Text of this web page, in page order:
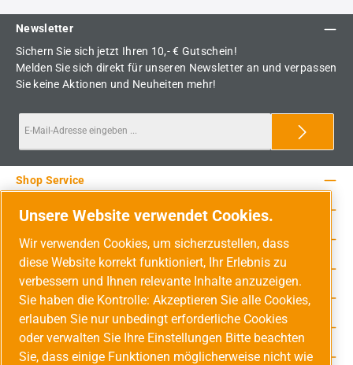
Newsletter
Sichern Sie sich jetzt Ihren 10,- € Gutschein!
Melden Sie sich direkt für unseren Newsletter an und verpassen
Sie keine Aktionen und Neuheiten mehr!
Service-Hotline
Shop Service
Rechtliche Hinweise
Unsere Vorteile
Versandarten
Zahlungsarten
Adresse
Unsere Website verwendet Cookies.
Wir verwenden Cookies, um sicherzustellen, dass
diese Website korrekt funktioniert, Ihr Erlebnis zu
verbessern und Ihnen relevante Inhalte anzuzeigen.
Sie haben die Kontrolle: Akzeptieren Sie alle Cookies,
erlauben Sie nur unbedingt erforderliche Cookies
oder verwalten Sie Ihre Einstellungen Bitte beachten
Sie, dass einige Funktionen möglicherweise nicht wie